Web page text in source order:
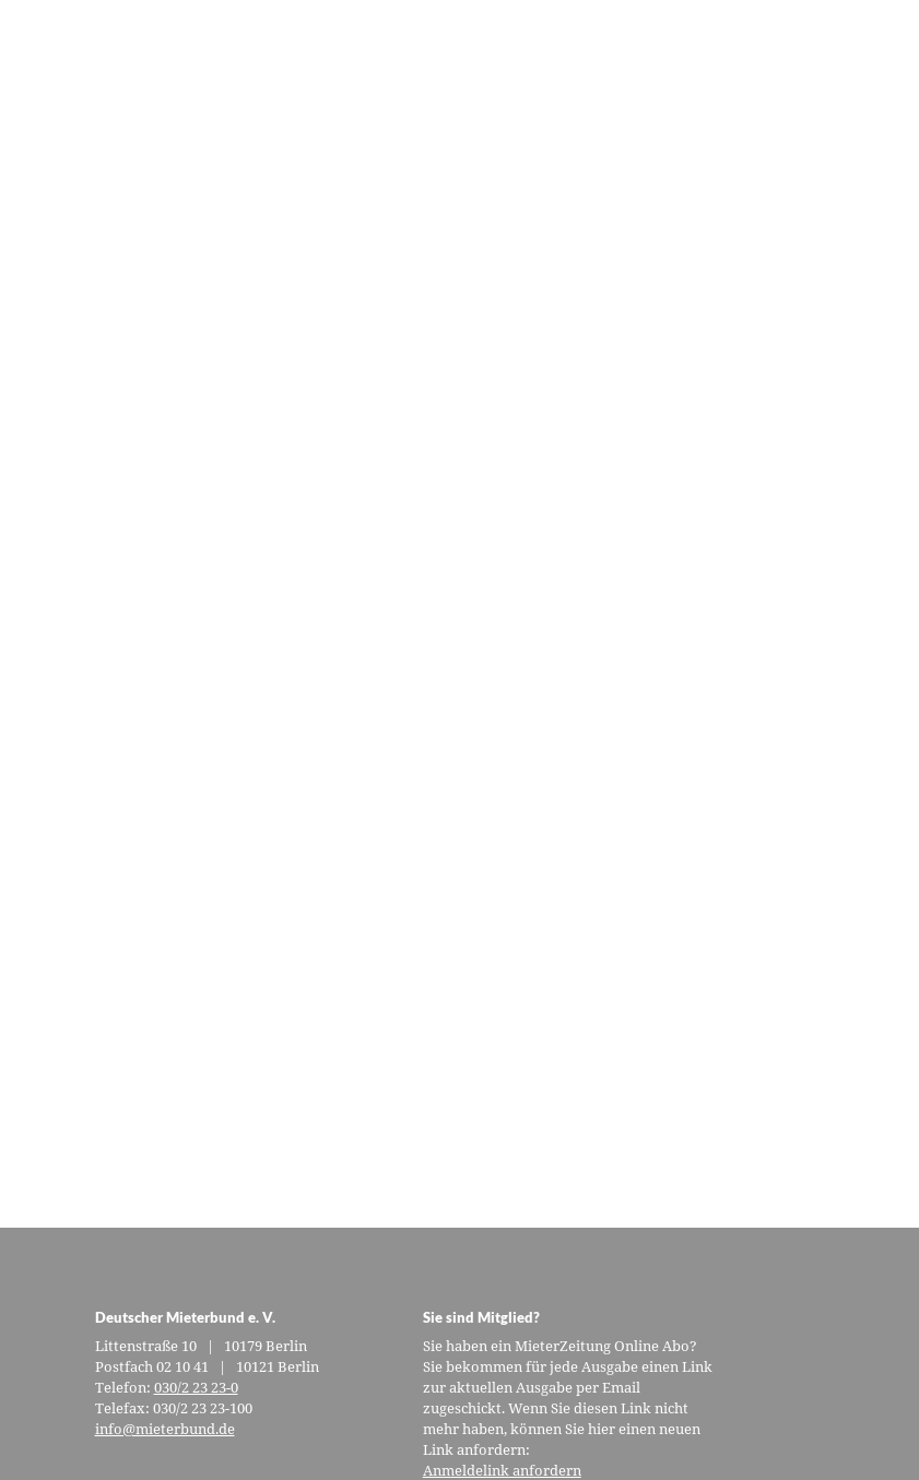
Deutscher Mieterbund e. V.
Littenstraße 10 | 10179 Berlin
Postfach 02 10 41 | 10121 Berlin
Telefon: 030/2 23 23-0
Telefax: 030/2 23 23-100
info@mieterbund.de
Sie sind Mitglied?
Sie haben ein MieterZeitung Online Abo?
Sie bekommen für jede Ausgabe einen Link
zur aktuellen Ausgabe per Email
zugeschickt. Wenn Sie diesen Link nicht
mehr haben, können Sie hier einen neuen
Link anfordern:
Anmeldelink anfordern